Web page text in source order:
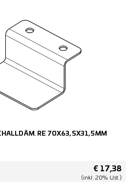
RE 70X63,5X31,5MM
€ 17,38
(inkl. 20% Ust.)